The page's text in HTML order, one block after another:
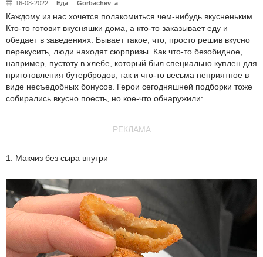
16-08-2022 Еда Gorbachev_a
Каждому из нас хочется полакомиться чем-нибудь вкусненьким.
Кто-то готовит вкусняшки дома, а кто-то заказывает еду и
обедает в заведениях. Бывает такое, что, просто решив вкусно
перекусить, люди находят сюрпризы. Как что-то безобидное,
например, пустоту в хлебе, который был специально куплен для
приготовления бутербродов, так и что-то весьма неприятное в
виде несъедобных бонусов. Герои сегодняшней подборки тоже
собирались вкусно поесть, но кое-что обнаружили:
РЕКЛАМА
1. Макчиз без сыра внутри